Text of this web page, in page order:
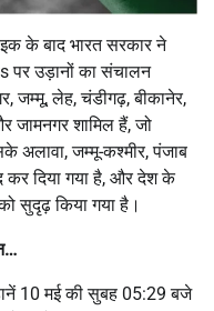
के बाद भारत सरकार ने
पर उड़ानों का संचालन
जम्मू, लेह, चंडीगढ़, बीकानेर,
जामनगर शामिल हैं, जो
अलावा, जम्मू-कश्मीर, पंजाब
दिया गया है, और देश के
सुदृढ़ किया गया है।
10 मई की सुबह 05:29 बजे